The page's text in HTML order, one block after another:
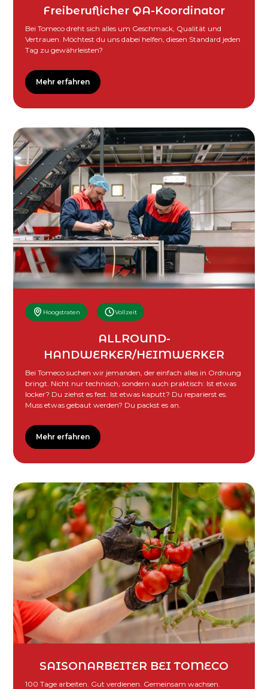
Freiberuflicher QA-Koordinator
Bei Tomeco dreht sich alles um Geschmack, Qualität und
Vertrauen. Möchtest du uns dabei helfen, diesen Standard jeden
Tag zu gewährleisten?
Mehr erfahren
Hoogstraten Vollzeit
ALLROUND-
HANDWERKER/HEIMWERKER
Bei Tomeco suchen wir jemanden, der einfach alles in Ordnung
bringt. Nicht nur technisch, sondern auch praktisch: Ist etwas
locker? Du ziehst es fest. Ist etwas kaputt? Du reparierst es.
Muss etwas gebaut werden? Du packst es an.
Mehr erfahren
SAISONARBEITER BEI TOMECO
100 Tage arbeiten. Gut verdienen. Gemeinsam wachsen.